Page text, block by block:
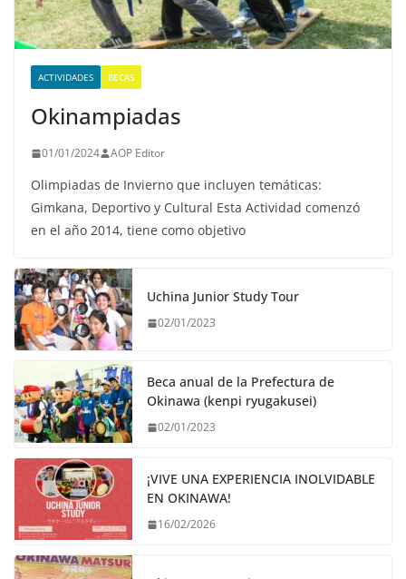
ACTIVIDADES BECAS
Okinampiadas
01/01/2024 AOP Editor
Olimpiadas de Invierno que incluyen temáticas:
Gimkana, Deportivo y Cultural Esta Actividad comenzó
en el año 2014, tiene como objetivo
Uchina Junior Study Tour
02/01/2023
Beca anual de la Prefectura de
Okinawa (kenpi ryugakusei)
02/01/2023
¡VIVE UNA EXPERIENCIA INOLVIDABLE
EN OKINAWA!
16/02/2026